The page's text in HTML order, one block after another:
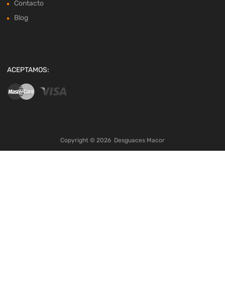
Contacto
Blog
ACEPTAMOS:
Copyright © 2026 Desguaces Macor